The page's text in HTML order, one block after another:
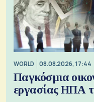
WORLD 08.08.2026, 17:44
Παγκόσμια
εργασίας ΗΠΑ